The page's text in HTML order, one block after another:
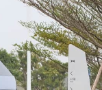
43.13 0.93%